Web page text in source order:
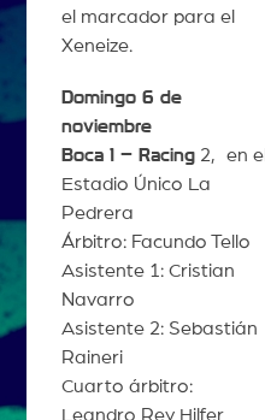
el marcador para el
Xeneize.
Domingo 6 de
noviembre
Boca 1 – Racing2, en el
Estadio Único La
Pedrera
Árbitro: Facundo Tello
Asistente 1: Cristian
Navarro
Asistente 2: Sebastián
Raineri
Cuarto árbitro:
Leandro Rey Hilfer